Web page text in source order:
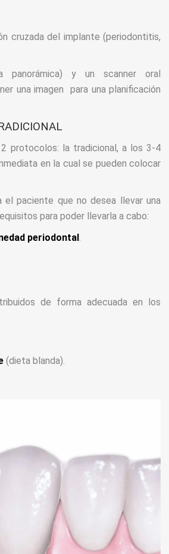
cruzada del implante (periodontitis,
panorámica) y un scanner oral
una imagen para una planificación
protocolos: la tradicional, a los 3-4
en la cual se pueden colocar
el paciente que no desea llevar una
para poder llevarla a cabo:
periodontal.
de forma adecuada en los
(dieta blanda).